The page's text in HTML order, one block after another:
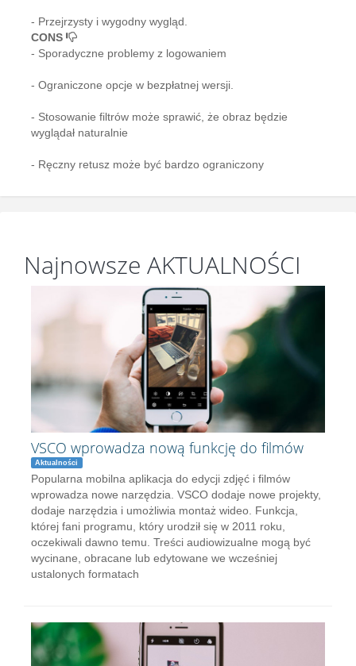
- Przejrzysty i wygodny wygląd.
CONS
- Sporadyczne problemy z logowaniem
- Ograniczone opcje w bezpłatnej wersji.
- Stosowanie filtrów może sprawić, że obraz będzie
wyglądał naturalnie
- Ręczny retusz może być bardzo ograniczony
Najnowsze AKTUALNOŚCI
VSCO wprowadza nową funkcję do filmów
Aktualności
Popularna mobilna aplikacja do edycji zdjęć i filmów
wprowadza nowe narzędzia. VSCO dodaje nowe projekty,
dodaje narzędzia i umożliwia montaż wideo. Funkcja,
której fani programu, który urodził się w 2011 roku,
oczekiwali dawno temu. Treści audiowizualne mogą być
wycinane, obracane lub edytowane we wcześniej
ustalonych formatach